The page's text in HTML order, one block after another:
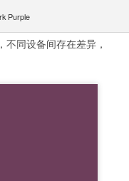
Purple
同设备间存在差异，